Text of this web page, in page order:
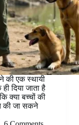
की एक स्थायी
दिया जाता है
क्या बच्चों की
की जा सकने